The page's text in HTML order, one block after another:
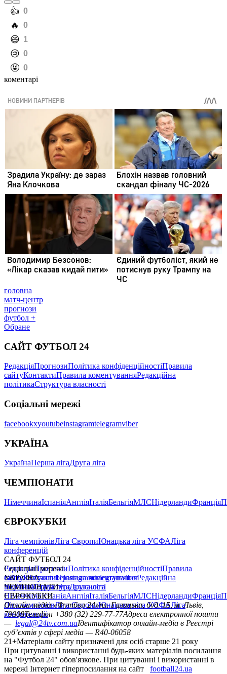
️👍 0
️🔥 0
️😄 1
️😢 0
️🤬 0
коментарі
головна
матч-центр
прогнози
футбол +
Обране
САЙТ ФУТБОЛ 24
РедакціяПрогнозиПолітика конфіденційностіПравила
сайтуКонтактиПравила коментуванняРедакційна
політикаСтруктура власності
Соціальні мережі
facebookxyoutubeinstagramtelegramviber
УКРАЇНА
УкраїнаПерша лігаДруга ліга
ЧЕМПІОНАТИ
НімеччинаІспаніяАнгліяІталіяБельгіяМЛСНідерландиФранція
ЄВРОКУБКИ
Ліга чемпіонівЛіга ЄвропиЮнацька ліга УЄФАЛіга
конференцій
САЙТ ФУТБОЛ 24
РедакціяПрогнозиПолітика конфіденційностіПравила
сайтуКонтактиПравила коментуванняРедакційна
політикаСтруктура власності
Соціальні мережі
facebookxyoutubeinstagramtelegramviber
УКРАЇНА
УкраїнаПерша лігаДруга ліга
ЧЕМПІОНАТИ
НімеччинаІспаніяАнгліяІталіяБельгіяМЛСНідерландиФранція
ЄВРОКУБКИ
Ліга чемпіонівЛіга ЄвропиЮнацька ліга УЄФАЛіга
конференцій
Онлайн-медіа «Футбол 24»пл. Галицька, буд. 15, м. Львів,
79008Телефон +380 (32) 229-77-77Адреса електронної пошти
— legal@24tv.com.uaІдентифікатор онлайн-медіа в Реєстрі
суб’єктів у сфері медіа — R40-06058
21+Матеріали сайту призначені для осіб старше 21 року
При цитуванні і використанні будь-яких матеріалів посилання
на "Футбол 24" обов'язкове. При цитуванні і використанні в
мережі Інтернет гіперпосилання на сайт
football24.ua